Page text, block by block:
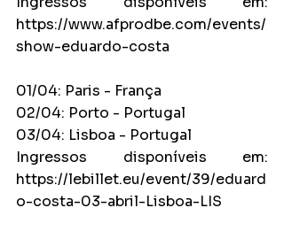
https://www.afprodbe.com/events/
show-eduardo-costa
01/04: Paris - França
02/04: Porto - Portugal
03/04: Lisboa - Portugal
https://lebillet.eu/event/39/eduard
o-costa-03-abril-Lisboa-LIS